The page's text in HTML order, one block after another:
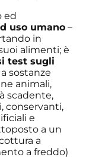
ed
uso umano –
in
alimenti; è
test sugli
sostanze
animali,
scadente,
conservanti,
e
a un
a
a freddo)